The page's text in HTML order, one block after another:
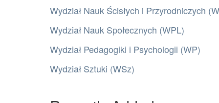
Wydział Nauk Ścisłych i Przyrodniczych
Wydział Nauk Społecznych (WPL)
Wydział Pedagogiki i Psychologii (WP)
Wydział Sztuki (WSz)